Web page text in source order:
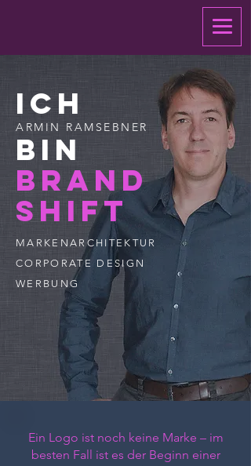
ich
bin
brand
shifT
ARMIN RAMSEBNER
MARKENARCHITEKTUR
CORPORATE DESIGN
WERBUNG
Ein Logo ist noch keine Marke – im
besten Fall ist es der Beginn einer